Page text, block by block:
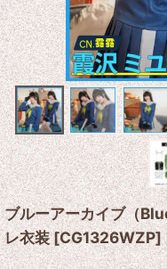
ブルーアーカイブ（
レ衣装[CG1326WZP]